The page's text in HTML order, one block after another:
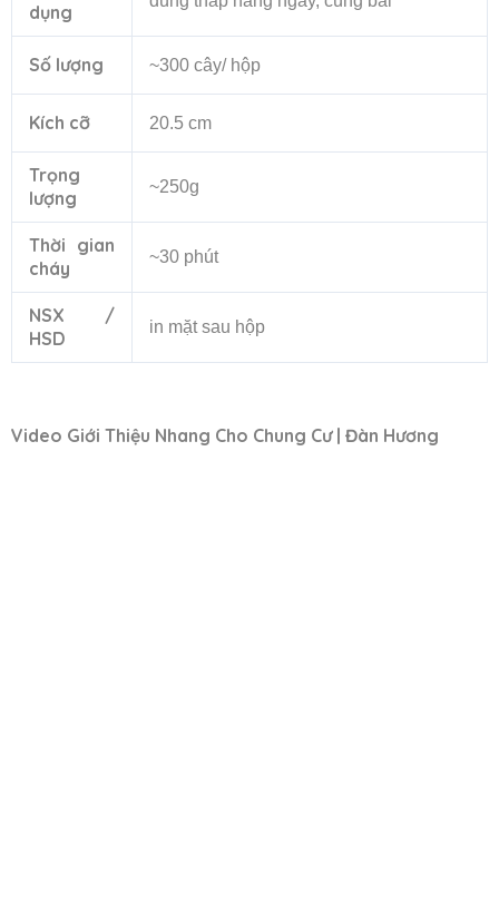
dụng
Số lượng ~300 cây/ hộp
Kích cỡ 20.5 cm
Trọng
lượng
~250g
Thời gian
cháy
~30 phút
NSX /
HSD
in mặt sau hộp
Video Giới Thiệu Nhang Cho Chung Cư | Đàn Hương